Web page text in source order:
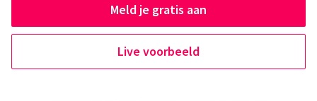
Meld je gratis aan
Live voorbeeld